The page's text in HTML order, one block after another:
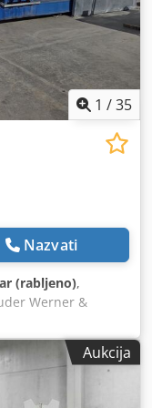
- Sustav za
zupčasta pumpa i
1 /35
Nazvati
(rabljeno),
Werner &
Coperion.
plastičnih
masterbatcha,
je iz 2001.
u ispravnom
Aukcija